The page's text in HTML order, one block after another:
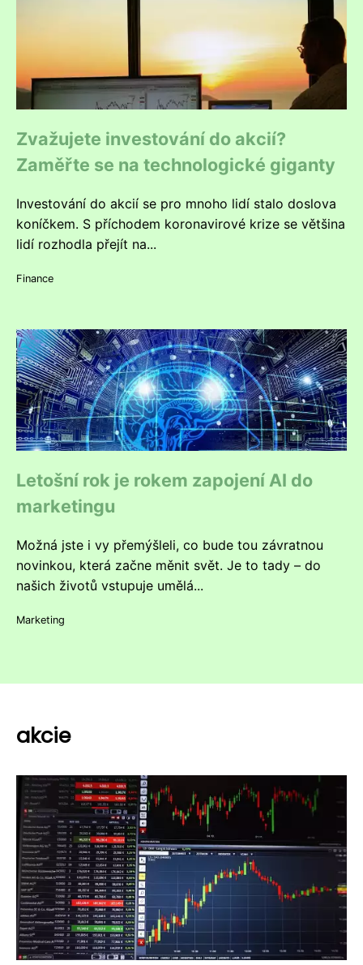
Zvažujete investování do akcií?
Zaměřte se na technologické giganty
Investování do akcií se pro mnoho lidí stalo doslova
koníčkem. S příchodem koronavirové krize se většina
lidí rozhodla přejít na...
Finance
Letošní rok je rokem zapojení AI do
marketingu
Možná jste i vy přemýšleli, co bude tou závratnou
novinkou, která začne měnit svět. Je to tady – do
našich životů vstupuje umělá...
Marketing
akcie